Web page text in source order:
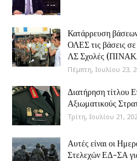
Κατάρρευση
ΟΛΕΣ τις βάσεις
ΛΣ Σχολές
Πέμπτη, Ιουλίου 23,
Διατήρηση τίτλου
Αξιωματικούς
Τρίτη, Ιουλίου 21,
Αυτές είναι οι
Στελεχών ΕΔ-ΣΑ